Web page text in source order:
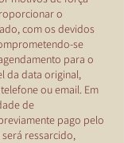
o
com os devidos
se
para o
da data original,
ou email. Em
de
pago pelo
ressarcido,